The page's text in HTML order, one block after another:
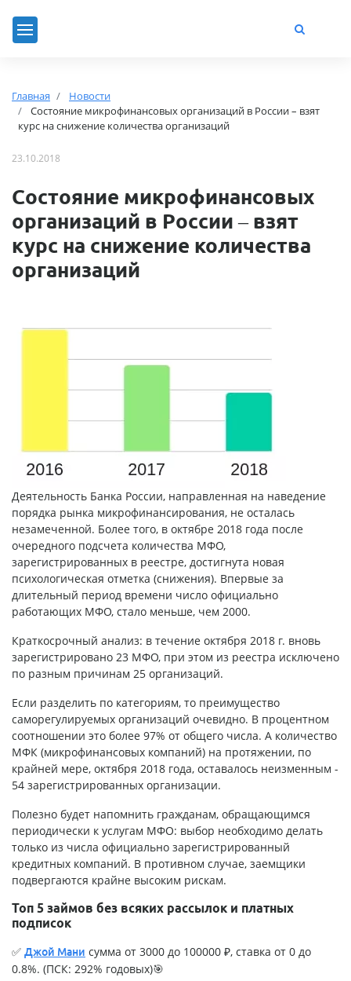
Главная
Новости
Состояние микрофинансовых организаций в России – взят
курс на снижение количества организаций
23.10.2018
Состояние микрофинансовых
организаций в России – взят
курс на снижение количества
организаций
Деятельность Банка России, направленная на наведение
порядка рынка микрофинансирования, не осталась
незамеченной. Более того, в октябре 2018 года после
очередного подсчета количества МФО,
зарегистрированных в реестре, достигнута новая
психологическая отметка (снижения). Впервые за
длительный период времени число официально
работающих МФО, стало меньше, чем 2000.
Краткосрочный анализ: в течение октября 2018 г. вновь
зарегистрировано 23 МФО, при этом из реестра исключено
по разным причинам 25 организаций.
Если разделить по категориям, то преимущество
саморегулируемых организаций очевидно. В процентном
соотношении это более 97% от общего числа. А количество
МФК (микрофинансовых компаний) на протяжении, по
крайней мере, октября 2018 года, оставалось неизменным -
54 зарегистрированных организации.
Полезно будет напомнить гражданам, обращающимся
периодически к услугам МФО: выбор необходимо делать
только из числа официально зарегистрированный
кредитных компаний. В противном случае, заемщики
подвергаются крайне высоким рискам.
Топ 5 займов без всяких рассылок и платных
подписок
✅ Джой Мани сумма от 3000 до 100000 ₽, ставка от 0 до
0.8%. (ПСК: 292% годовых)🎯